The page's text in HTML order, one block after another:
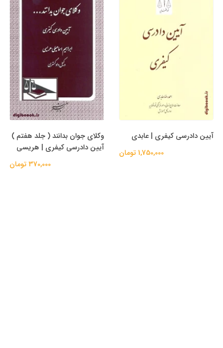
آیین دادرسی کیفری | عابدی
1,750,000 تومان
وکلای جوان بدانند ( جلد هفتم )
آیین دادرسی کیفری | هریسی
370,000 تومان